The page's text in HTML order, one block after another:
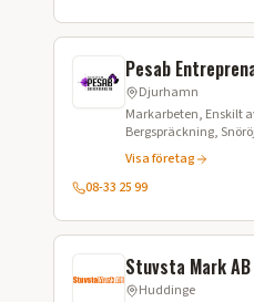
Pesab
Djurhamn
Markarbeten, Enskilt
Bergspräckning,
Grundläggning,
Asfaltering, Snöröjning
Visa företag
08-33 25 99
Stuvsta Mark AB
Huddinge